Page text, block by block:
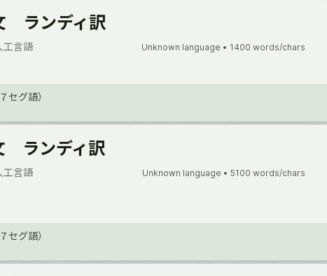
ランディ訳
工言語 Unknown language • 1400 words/chars
セグ語）
ランディ訳
工言語 Unknown language • 5100 words/chars
セグ語）